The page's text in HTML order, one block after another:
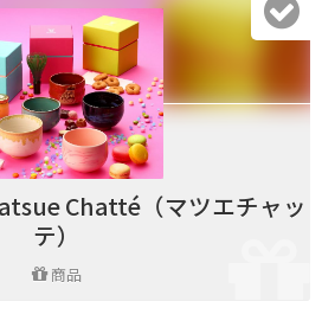
Chatté（マツエチャッ
テ）
商品